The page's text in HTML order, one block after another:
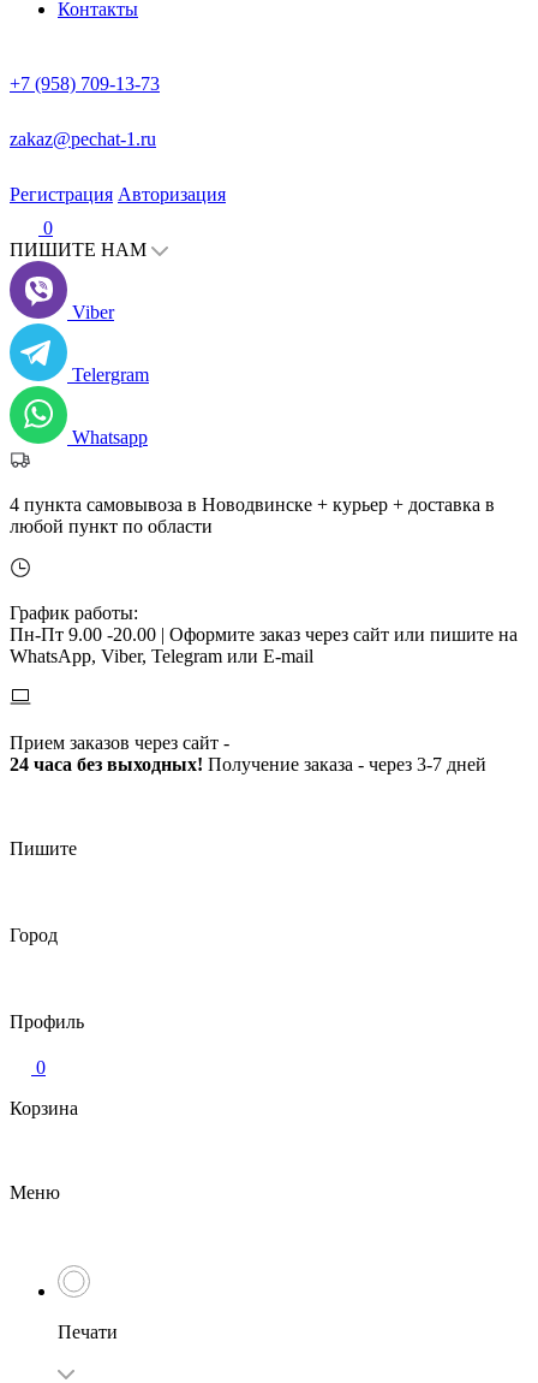
Контакты
+7 (958) 709-13-73
zakaz@pechat-1.ru
Регистрация Авторизация
0
ПИШИТЕ НАМ
Viber
Telergram
Whatsapp
4 пункта самовывоза в Новодвинске + курьер + доставка в
любой пункт по области
График работы:
Пн-Пт 9.00 -20.00 | Оформите заказ через сайт или пишите на
WhatsApp, Viber, Telegram или E-mail
Прием заказов через сайт -
24 часа без выходных! Получение заказа - через 3-7 дней
Пишите
Город
Профиль
0
Корзина
Меню
Печати